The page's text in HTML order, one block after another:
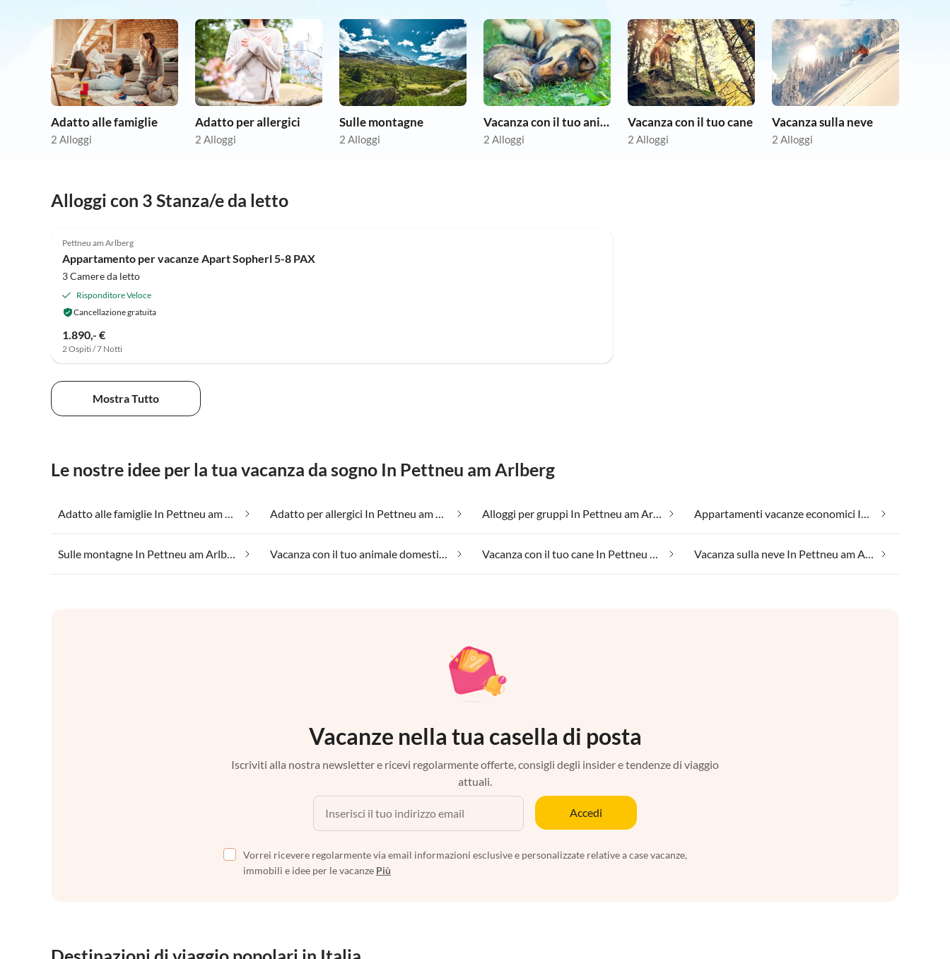
Adatto alle famiglie
2 Alloggi
Adatto per allergici
2 Alloggi
Sulle montagne
2 Alloggi
Vacanza con il tuo animale domestico
2 Alloggi
Vacanza con il tuo cane
2 Alloggi
Vacanza sulla neve
2 Alloggi
Alloggi con 3 Stanza/e da letto
Pettneu am Arlberg
Appartamento per vacanze Apart Sopherl 5-8 PAX
3 Camere da letto
Risponditore Veloce
Cancellazione gratuita
1.890,- €
2 Ospiti / 7 Notti
Mostra Tutto
Le nostre idee per la tua vacanza da sogno In Pettneu am Arlberg
Adatto alle famiglie In Pettneu am Arlberg Adatto per allergici In Pettneu am Arlberg Alloggi per gruppi In Pettneu am Arlberg Appartamenti vacanze economici In Pettneu am Arlberg
Sulle montagne In Pettneu am Arlberg Vacanza con il tuo animale domestico In Pettneu am Arlberg Vacanza con il tuo cane In Pettneu am Arlberg Vacanza sulla neve In Pettneu am Arlberg
Vacanze nella tua casella di posta
Iscriviti alla nostra newsletter e ricevi regolarmente offerte, consigli degli insider e tendenze di viaggio
attuali.
Accedi
Vorrei ricevere regolarmente via email informazioni esclusive e personalizzate relative a case vacanze,
immobili e idee per le vacanze Più